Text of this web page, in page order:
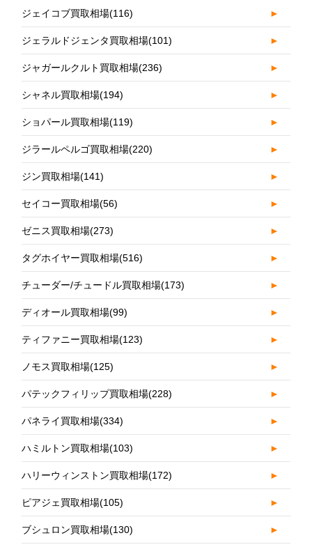
ジェイコブ買取相場(116) ►
ジェラルドジェンタ買取相場(101) ►
ジャガールクルト買取相場(236) ►
シャネル買取相場(194) ►
ショパール買取相場(119) ►
ジラールペルゴ買取相場(220) ►
ジン買取相場(141) ►
セイコー買取相場(56) ►
ゼニス買取相場(273) ►
タグホイヤー買取相場(516) ►
チューダー/チュードル買取相場(173) ►
ディオール買取相場(99) ►
ティファニー買取相場(123) ►
ノモス買取相場(125) ►
パテックフィリップ買取相場(228) ►
パネライ買取相場(334) ►
ハミルトン買取相場(103) ►
ハリーウィンストン買取相場(172) ►
ピアジェ買取相場(105) ►
ブシュロン買取相場(130) ►